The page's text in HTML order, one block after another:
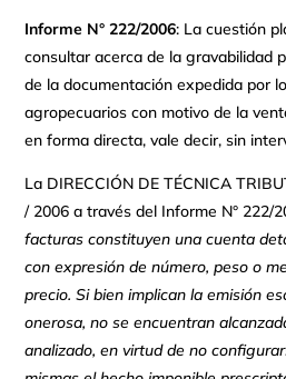
Informe N° 222/2006: La cuestión
consultar acerca de la gravabilidad
de la documentación expedida por
agropecuarios con motivo de la
en forma directa, vale decir, sin
La DIRECCIÓN DE TÉCNICA
/ 2006 a través del Informe N° 222/
facturas constituyen una cuenta
con expresión de número, peso o
precio. Si bien implican la emisión
onerosa, no se encuentran
analizado, en virtud de no